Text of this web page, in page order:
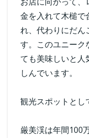
金を入れて木槌で
れ、代わりにだん
す。このユニーク
ても美味しいと人
しんでいます。
観光スポットとし
厳美渓は年間100